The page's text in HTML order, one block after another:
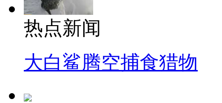
热点新闻
大白鲨腾空捕食猎物